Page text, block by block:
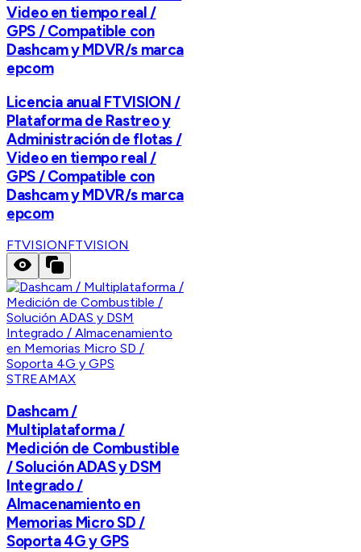
Video en tiempo real /
GPS / Compatible con
Dashcam y MDVR/s marca
epcom
Licencia anual FTVISION /
Plataforma de Rastreo y
Administración de flotas /
Video en tiempo real /
GPS / Compatible con
Dashcam y MDVR/s marca
epcom
FTVISIONFTVISION
STREAMAX
Dashcam /
Multiplataforma /
Medición de Combustible
/ Solución ADAS y DSM
Integrado /
Almacenamiento en
Memorias Micro SD /
Soporta 4G y GPS